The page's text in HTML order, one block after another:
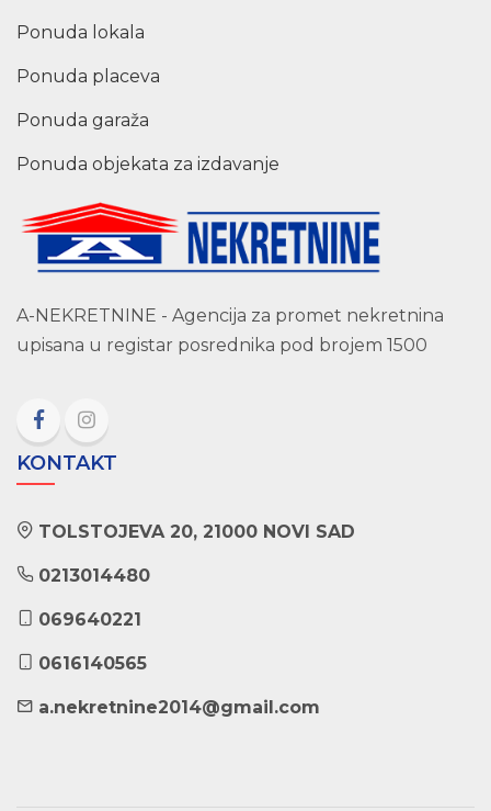
Ponuda lokala
Ponuda placeva
Ponuda garaža
Ponuda objekata za izdavanje
A-NEKRETNINE - Agencija za promet nekretnina
upisana u registar posrednika pod brojem 1500
KONTAKT
TOLSTOJEVA 20, 21000 NOVI SAD
0213014480
069640221
0616140565
a.nekretnine2014@gmail.com